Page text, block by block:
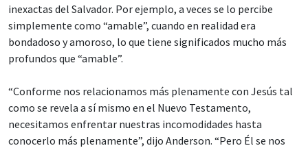
inexactas del Salvador. Por ejemplo, a veces se lo percibe
simplemente como “amable”, cuando en realidad era
bondadoso y amoroso, lo que tiene significados mucho más
profundos que “amable”.
“Conforme nos relacionamos más plenamente con Jesús tal
como se revela a sí mismo en el Nuevo Testamento,
necesitamos enfrentar nuestras incomodidades hasta
conocerlo más plenamente”, dijo Anderson. “Pero Él se nos